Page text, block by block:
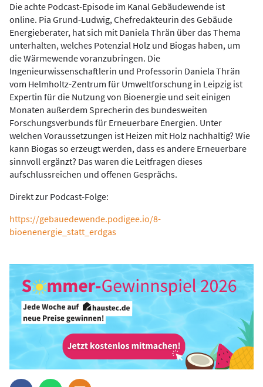
Die achte Podcast-Episode im Kanal Gebäudewende ist
online. Pia Grund-Ludwig, Chefredakteurin des Gebäude
Energieberater, hat sich mit Daniela Thrän über das Thema
unterhalten, welches Potenzial Holz und Biogas haben, um
die Wärmewende voranzubringen. Die
Ingenieurwissenschaftlerin und Professorin Daniela Thrän
vom Helmholtz-Zentrum für Umweltforschung in Leipzig ist
Expertin für die Nutzung von Bioenergie und seit einigen
Monaten außerdem Sprecherin des bundesweiten
Forschungsverbunds für Erneuerbare Energien. Unter
welchen Voraussetzungen ist Heizen mit Holz nachhaltig? Wie
kann Biogas so erzeugt werden, dass es andere Erneuerbare
sinnvoll ergänzt? Das waren die Leitfragen dieses
aufschlussreichen und offenen Gesprächs.
Direkt zur Podcast-Folge:
https://gebauedewende.podigee.io/8-
bioenenergie_statt_erdgas